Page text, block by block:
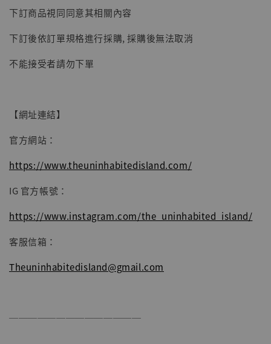
下訂商品視同同意其相關內容
下訂後依訂單規格進行採購, 採購後無法取消
不能接受者請勿下單
【網址連結】
官方網站：
https://www.theuninhabitedisland.com/
IG 官方帳號：
https://www.instagram.com/the_uninhabited_island/
客服信箱：
Theuninhabitedisland@gmail.com
──────────────